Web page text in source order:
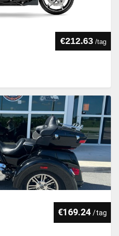
€212.63 /tag
€169.24 /tag